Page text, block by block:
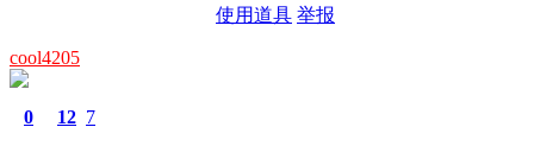
使用道具 举报
cool4205
0 12 7